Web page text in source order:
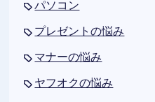
パソコン
プレゼントの悩み
マナーの悩み
ヤフオクの悩み